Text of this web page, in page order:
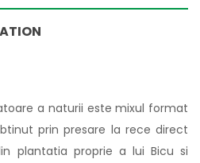
a naturii este mixul format
prin presare la rece direct
plantatia proprie a lui Bicu si